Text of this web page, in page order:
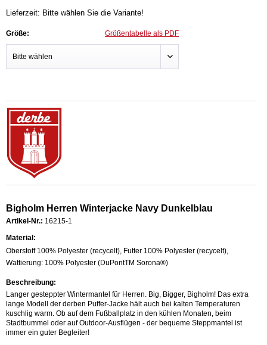
Lieferzeit: Bitte wählen Sie die Variante!
Größe: Größentabelle als PDF
Bigholm Herren Winterjacke Navy Dunkelblau
Artikel-Nr.: 16215-1
Material:
Oberstoff 100% Polyester (recycelt), Futter 100% Polyester (recycelt),
Wattierung: 100% Polyester (DuPontTM Sorona®)
Beschreibung:
Langer gesteppter Wintermantel für Herren. Big, Bigger, Bigholm! Das extra
lange Modell der derben Puffer-Jacke hält auch bei kalten Temperaturen
kuschlig warm. Ob auf dem Fußballplatz in den kühlen Monaten, beim
Stadtbummel oder auf Outdoor-Ausflügen - der bequeme Steppmantel ist
immer ein guter Begleiter!